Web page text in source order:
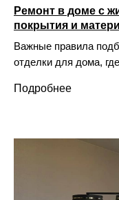
Ремонт в доме с
покрытия и
Важные правила
отделки для дома,
Подробнее